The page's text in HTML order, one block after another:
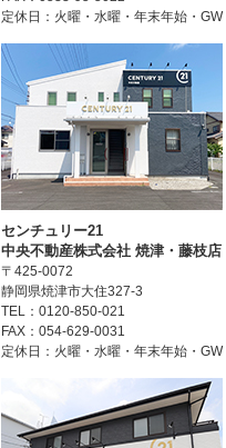
定休日：火曜・水曜・年末年始・GW
センチュリー21
中央不動産株式会社 焼津・藤枝店
〒425-0072
静岡県焼津市大住327-3
TEL：0120-850-021
FAX：054-629-0031
定休日：火曜・水曜・年末年始・GW